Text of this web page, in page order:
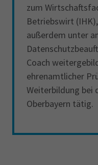
zum
Betriebswirt
außerdem unter
Coach
ehrenamtlicher
Weiterbildung bei
Oberbayern tätig.